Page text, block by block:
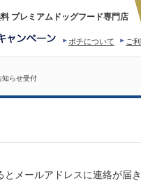
プレミアムドッグフード専門店
ご
ポチについて
知らせ受付
メールアドレスに連絡が届き